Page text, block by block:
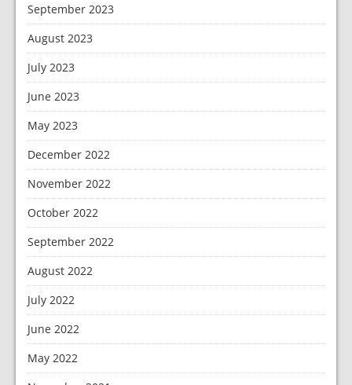
September 2023
August 2023
July 2023
June 2023
May 2023
December 2022
November 2022
October 2022
September 2022
August 2022
July 2022
June 2022
May 2022